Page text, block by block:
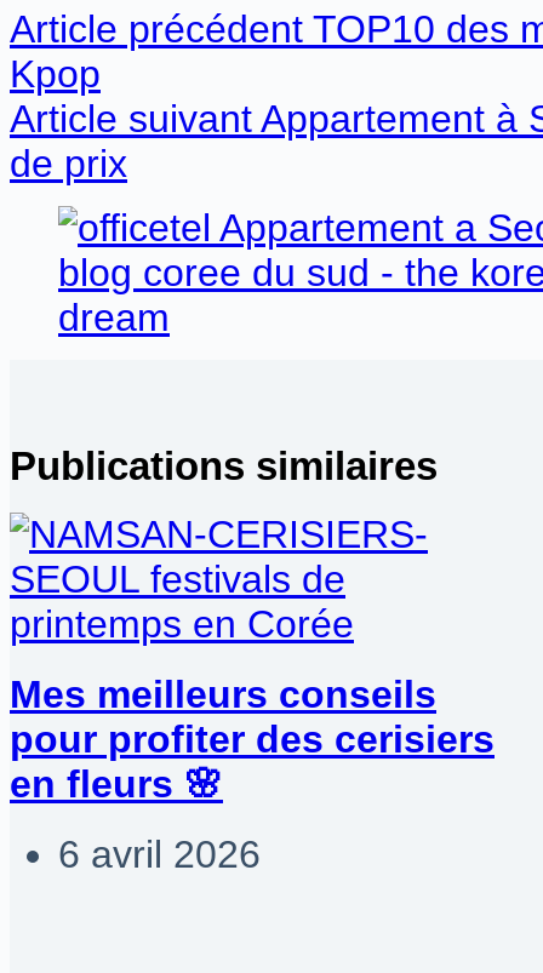
Article précédent TOP10 des
Kpop
Article suivantAppartement à
de prix
Publications similaires
Mes meilleurs conseils
pour profiter des cerisiers
en fleurs 🌸
6 avril 2026